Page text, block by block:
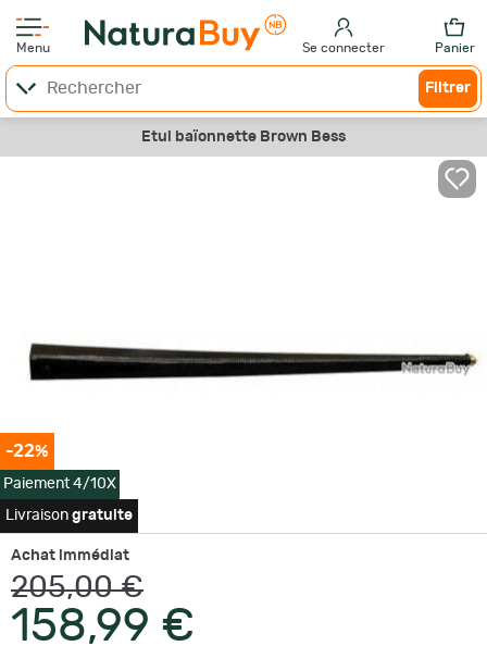
Menu Se connecter Panier
Filtrer
Etui baïonnette Brown Bess
-22%
Paiement 4/10X
Livraison gratuite
Achat immédiat
205,00 €
158,99 €